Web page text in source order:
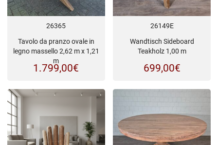
26365
Tavolo da pranzo ovale in
legno massello 2,62 m x 1,21
m
1.799,00€
26149E
Wandtisch Sideboard
Teakholz 1,00 m
699,00€